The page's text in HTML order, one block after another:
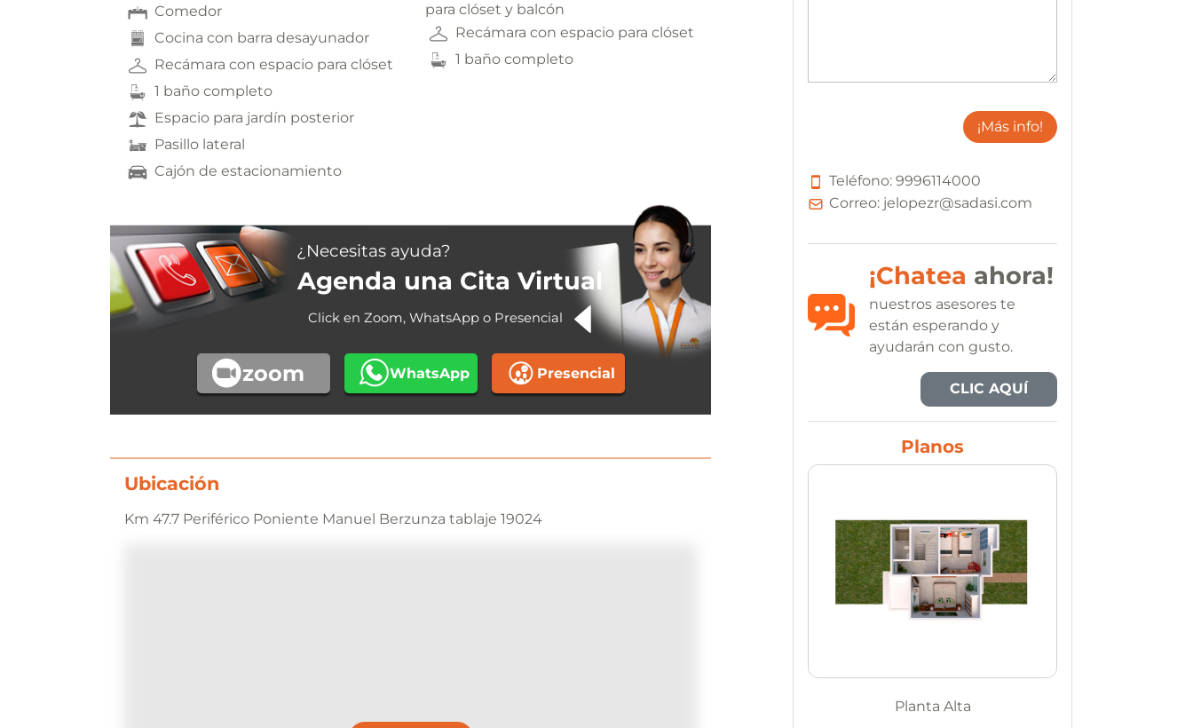
Comedor
Cocina con barra desayunador
Recámara con espacio para clóset
1 baño completo
Espacio para jardín posterior
Pasillo lateral
Cajón de estacionamiento
para clóset y balcón
Recámara con espacio para clóset
1 baño completo
¿Necesitas ayuda?
Agenda una Cita Virtual
Click en Zoom, WhatsApp o Presencial
zoom WhatsApp Presencial
Ubicación
Km 47.7 Periférico Poniente Manuel Berzunza tablaje 19024
¡Más info!
Teléfono:9996114000
Correo: jelopezr@sadasi.com
¡Chatea ahora!
nuestros asesores te
están esperando y
ayudarán con gusto.
CLIC AQUÍ
Planos
Planta Alta